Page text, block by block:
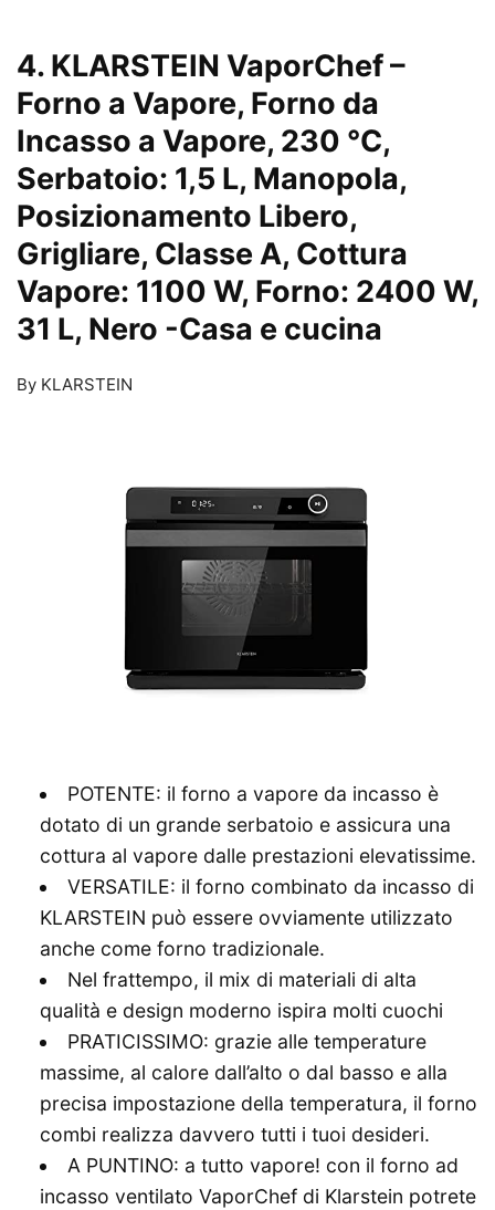
4. KLARSTEIN VaporChef –
Forno a Vapore, Forno da
Incasso a Vapore, 230 °C,
Serbatoio: 1,5 L, Manopola,
Posizionamento Libero,
Grigliare, Classe A, Cottura
Vapore: 1100 W, Forno: 2400 W,
31 L, Nero -Casa e cucina
By KLARSTEIN
POTENTE: il forno a vapore da incasso è
dotato di un grande serbatoio e assicura una
cottura al vapore dalle prestazioni elevatissime.
VERSATILE: il forno combinato da incasso di
KLARSTEIN può essere ovviamente utilizzato
anche come forno tradizionale.
Nel frattempo, il mix di materiali di alta
qualità e design moderno ispira molti cuochi
PRATICISSIMO: grazie alle temperature
massime, al calore dall’alto o dal basso e alla
precisa impostazione della temperatura, il forno
combi realizza davvero tutti i tuoi desideri.
A PUNTINO: a tutto vapore! con il forno ad
incasso ventilato VaporChef di Klarstein potrete